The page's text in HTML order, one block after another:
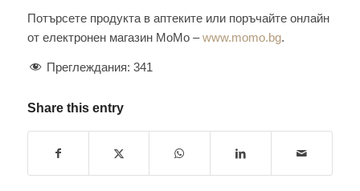
Потърсете продукта в аптеките или поръчайте онлайн
от електронен магазин МоМо –www.momo.bg.
Преглеждания: 341
Share this entry